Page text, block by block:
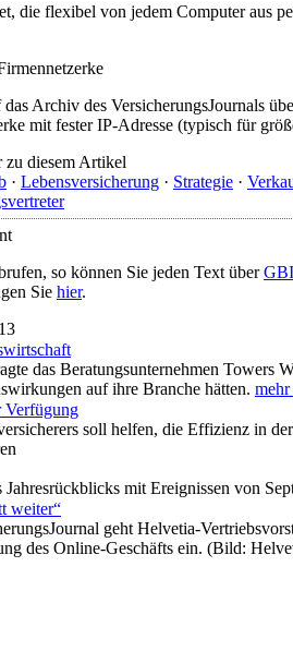
die flexibel von jedem Computer aus
Archiv des VersicherungsJournals
mit fester IP-Adresse (typisch für
zu diesem Artikel
· Lebensversicherung · Strategie ·
so können Sie jeden Text über
Sie hier.
das Beratungsunternehmen
auf ihre Branche hätten. mehr
Verfügung
soll helfen, die Effizienz in
mit Ereignissen von
weiter“
geht Helvetia-
des Online-Geschäfts ein. (Bild: